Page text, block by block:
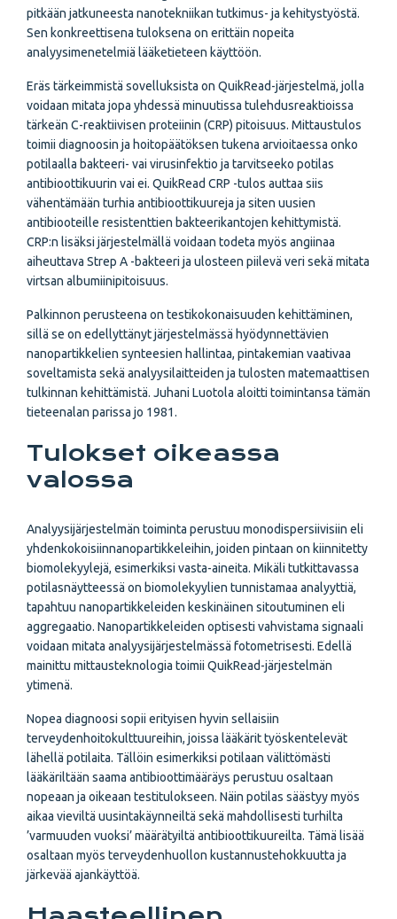
pitkään jatkuneesta nanotekniikan tutkimus- ja kehitystyöstä.
Sen konkreettisena tuloksena on erittäin nopeita
analyysimenetelmiä lääketieteen käyttöön.
Eräs tärkeimmistä sovelluksista on QuikRead-järjestelmä, jolla
voidaan mitata jopa yhdessä minuutissa tulehdusreaktioissa
tärkeän C-reaktiivisen proteiinin (CRP) pitoisuus. Mittaustulos
toimii diagnoosin ja hoitopäätöksen tukena arvioitaessa onko
potilaalla bakteeri- vai virusinfektio ja tarvitseeko potilas
antibioottikuurin vai ei. QuikRead CRP -tulos auttaa siis
vähentämään turhia antibioottikuureja ja siten uusien
antibiooteille resistenttien bakteerikantojen kehittymistä.
CRP:n lisäksi järjestelmällä voidaan todeta myös angiinaa
aiheuttava Strep A -bakteeri ja ulosteen piilevä veri sekä mitata
virtsan albumiinipitoisuus.
Palkinnon perusteena on testikokonaisuuden kehittäminen,
sillä se on edellyttänyt järjestelmässä hyödynnettävien
nanopartikkelien synteesien hallintaa, pintakemian vaativaa
soveltamista sekä analyysilaitteiden ja tulosten matemaattisen
tulkinnan kehittämistä. Juhani Luotola aloitti toimintansa tämän
tieteenalan parissa jo 1981.
Tulokset oikeassa
valossa
Analyysijärjestelmän toiminta perustuu monodispersiivisiin eli
yhdenkokoisiinnanopartikkeleihin, joiden pintaan on kiinnitetty
biomolekyylejä, esimerkiksi vasta-aineita. Mikäli tutkittavassa
potilasnäytteessä on biomolekyylien tunnistamaa analyyttiä,
tapahtuu nanopartikkeleiden keskinäinen sitoutuminen eli
aggregaatio. Nanopartikkeleiden optisesti vahvistama signaali
voidaan mitata analyysijärjestelmässä fotometrisesti. Edellä
mainittu mittausteknologia toimii QuikRead-järjestelmän
ytimenä.
Nopea diagnoosi sopii erityisen hyvin sellaisiin
terveydenhoitokulttuureihin, joissa lääkärit työskentelevät
lähellä potilaita. Tällöin esimerkiksi potilaan välittömästi
lääkäriltään saama antibioottimääräys perustuu osaltaan
nopeaan ja oikeaan testitulokseen. Näin potilas säästyy myös
aikaa vieviltä uusintakäynneiltä sekä mahdollisesti turhilta
’varmuuden vuoksi’ määrätyiltä antibioottikuureilta. Tämä lisää
osaltaan myös terveydenhuollon kustannustehokkuutta ja
järkevää ajankäyttöä.